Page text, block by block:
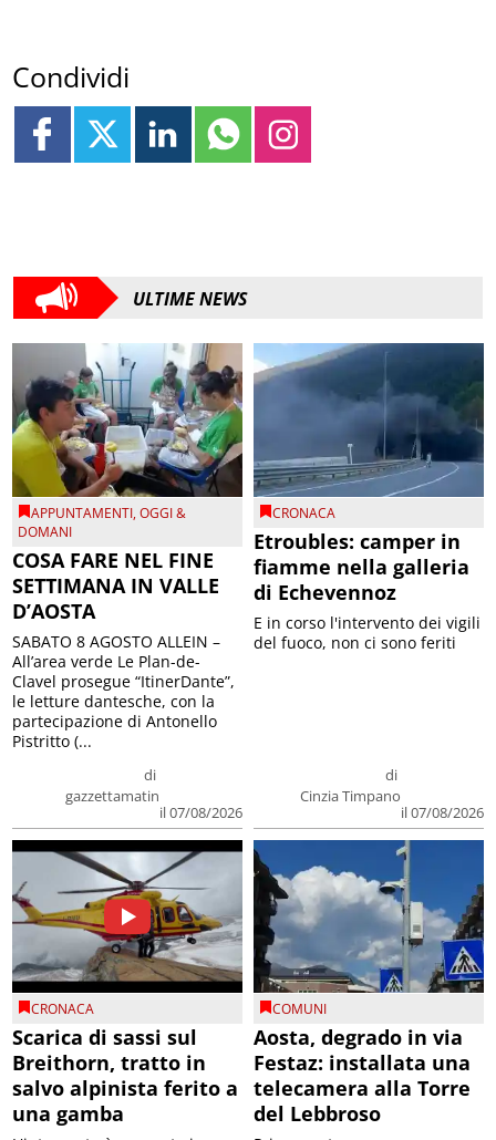
Condividi
ULTIME NEWS
APPUNTAMENTI,OGGI &
DOMANI
COSA FARE NEL FINE
SETTIMANA IN VALLE
D’AOSTA
di
gazzettamatin
il 07/08/2026
SABATO 8 AGOSTO ALLEIN –
All’area verde Le Plan-de-
Clavel prosegue “ItinerDante”,
le letture dantesche, con la
partecipazione di Antonello
Pistritto (...
CRONACA
Etroubles: camper in
fiamme nella galleria
di Echevennoz
di
Cinzia Timpano
il 07/08/2026
E in corso l'intervento dei vigili
del fuoco, non ci sono feriti
CRONACA
Scarica di sassi sul
Breithorn, tratto in
salvo alpinista ferito a
una gamba
COMUNI
Aosta, degrado in via
Festaz: installata una
telecamera alla Torre
del Lebbroso